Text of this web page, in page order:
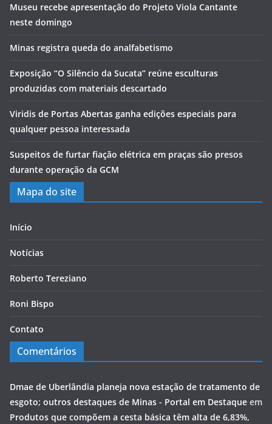
Museu recebe apresentação do Projeto Viola Cantante
neste domingo
Minas registra queda do analfabetismo
Exposição “O Silêncio da Sucata” reúne esculturas
produzidas com materiais descartado
Viridis de Portas Abertas ganha edições especiais para
qualquer pessoa interessada
Suspeitos de furtar fiação elétrica em praças são presos
durante operação da GCM
Mapa do site
Início
Notícias
Roberto Tereziano
Roni Bispo
Contato
Comentários
Dmae de Uberlândia planeja nova estação de tratamento de
esgoto; outros destaques de Minas - Portal em Destaque em
Produtos que compõem a cesta básica têm alta de 6,83%,